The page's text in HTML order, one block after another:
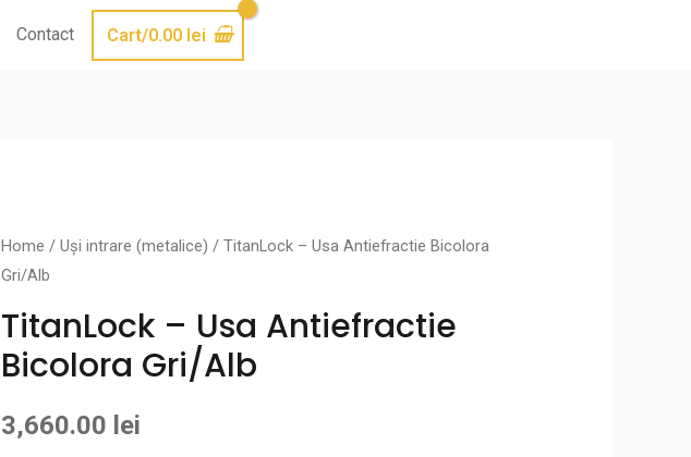
Contact Cart/0.00 lei
Home /Uși intrare (metalice) / TitanLock – Usa Antiefractie Bicolora
Gri/Alb
TitanLock – Usa Antiefractie
Bicolora Gri/Alb
3,660.00 lei